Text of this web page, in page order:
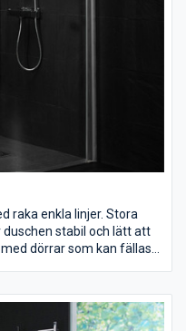
raka enkla linjer. Stora
stabil och lätt att
dörrar som kan fällas